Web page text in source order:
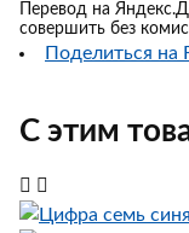
Перевод на
совершить без
Поделиться на
С этим